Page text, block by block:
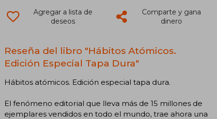
Agregar a lista de
deseos
Comparte y gana
dinero
Reseña del libro "Hábitos Atómicos.
Edición Especial Tapa Dura"
Hábitos atómicos. Edición especial tapa dura.
El fenómeno editorial que lleva más de 15 millones de
ejemplares vendidos en todo el mundo, trae ahora una